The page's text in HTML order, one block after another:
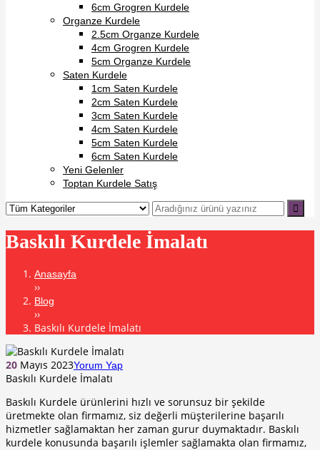
panel
panel
panel
panel
panel
panel
panel
panel
panel
6cm Grogren Kurdele
Organze Kurdele
2.5cm Organze Kurdele
4cm Grogren Kurdele
5cm Organze Kurdele
Saten Kurdele
1cm Saten Kurdele
2cm Saten Kurdele
3cm Saten Kurdele
4cm Saten Kurdele
5cm Saten Kurdele
6cm Saten Kurdele
Yeni Gelenler
Toptan Kurdele Satış
Baskılı Kurdele İmalatı
Anasayfa
››
Blog
››
Baskılı Kurdele İmalatı
20 Mayıs 2023Yorum Yap
Baskılı Kurdele İmalatı
Baskılı Kurdele ürünlerini hızlı ve sorunsuz bir şekilde
üretmekte olan firmamız, siz değerli müşterilerine başarılı
hizmetler sağlamaktan her zaman gurur duymaktadır. Baskılı
kurdele konusunda başarılı işlemler sağlamakta olan firmamız,